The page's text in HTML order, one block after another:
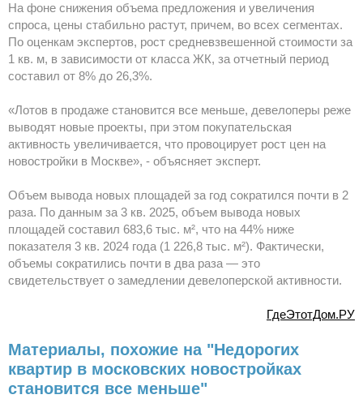
На фоне снижения объема предложения и увеличения
спроса, цены стабильно растут, причем, во всех сегментах.
По оценкам экспертов, рост средневзвешенной стоимости за
1 кв. м, в зависимости от класса ЖК, за отчетный период
составил от 8% до 26,3%.
«Лотов в продаже становится все меньше, девелоперы реже
выводят новые проекты, при этом покупательская
активность увеличивается, что провоцирует рост цен на
новостройки в Москве», - объясняет эксперт.
Объем вывода новых площадей за год сократился почти в 2
раза. По данным за 3 кв. 2025, объем вывода новых
площадей составил 683,6 тыс. м², что на 44% ниже
показателя 3 кв. 2024 года (1 226,8 тыс. м²). Фактически,
объемы сократились почти в два раза — это
свидетельствует о замедлении девелоперской активности.
ГдеЭтотДом.РУ
Материалы, похожие на "Недорогих
квартир в московских новостройках
становится все меньше"